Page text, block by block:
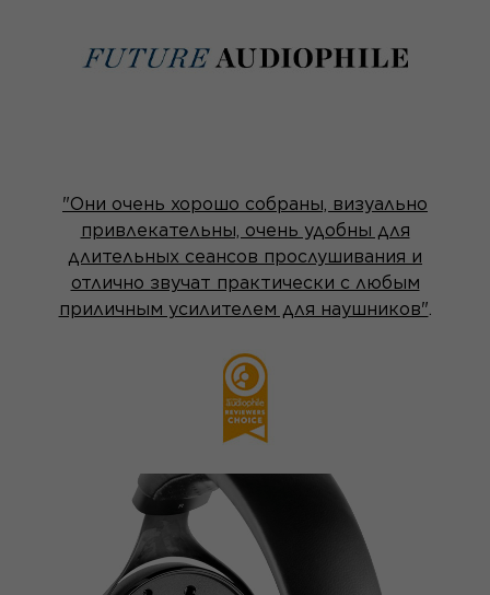
"Они очень хорошо собраны, визуально
привлекательны, очень удобны для
длительных сеансов прослушивания и
отлично звучат практически с любым
приличным усилителем для наушников".